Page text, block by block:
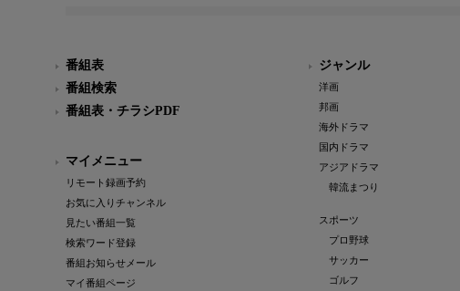
番組表
番組検索
番組表・チラシPDF
マイメニュー
リモート録画予約
お気に入りチャンネル
見たい番組一覧
検索ワード登録
番組お知らせメール
マイ番組ページ
ジャンル
洋画
邦画
海外ドラマ
国内ドラマ
アジアドラマ
韓流まつり
スポーツ
プロ野球
サッカー
ゴルフ